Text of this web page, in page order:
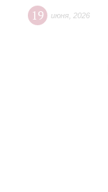
19 июня 2026